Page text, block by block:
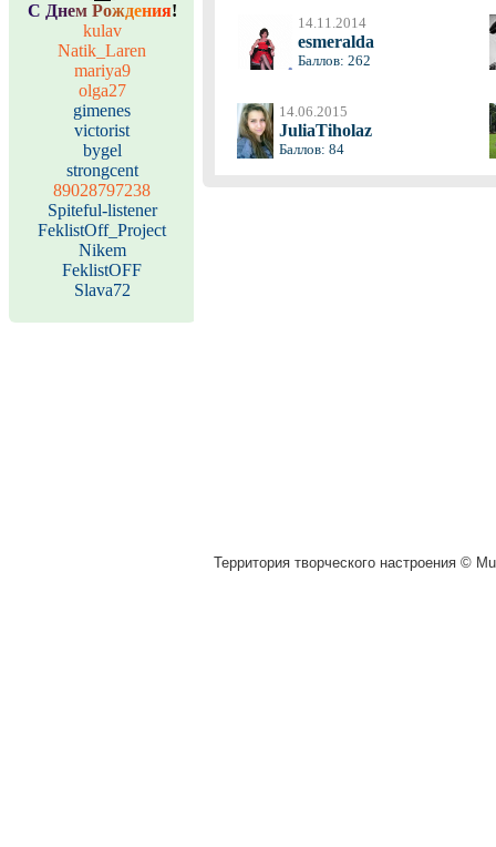
С Днем Рождения!
kulav
Natik_Laren
mariya9
olga27
gimenes
victorist
bygel
strongcent
89028797238
Spiteful-listener
FeklistOff_Project
Nikem
FeklistOFF
Slava72
14.11.2014
esmeralda
Баллов: 262
14.06.2015
JuliaTiholaz
Баллов: 84
Территория творческого настроения ©